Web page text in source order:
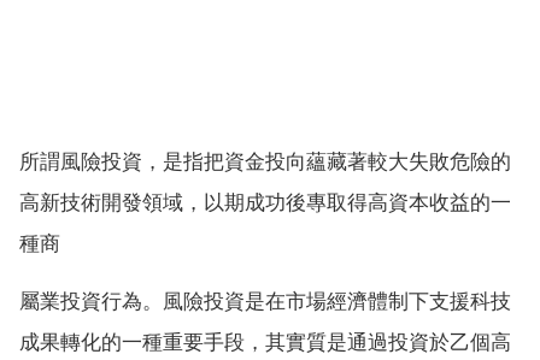
所謂風險投資，是指把資金投向蘊藏著較大失敗危險的
高新技術開發領域，以期成功後專取得高資本收益的一
種商
屬業投資行為。風險投資是在市場經濟體制下支援科技
成果轉化的一種重要手段，其實質是通過投資於乙個高